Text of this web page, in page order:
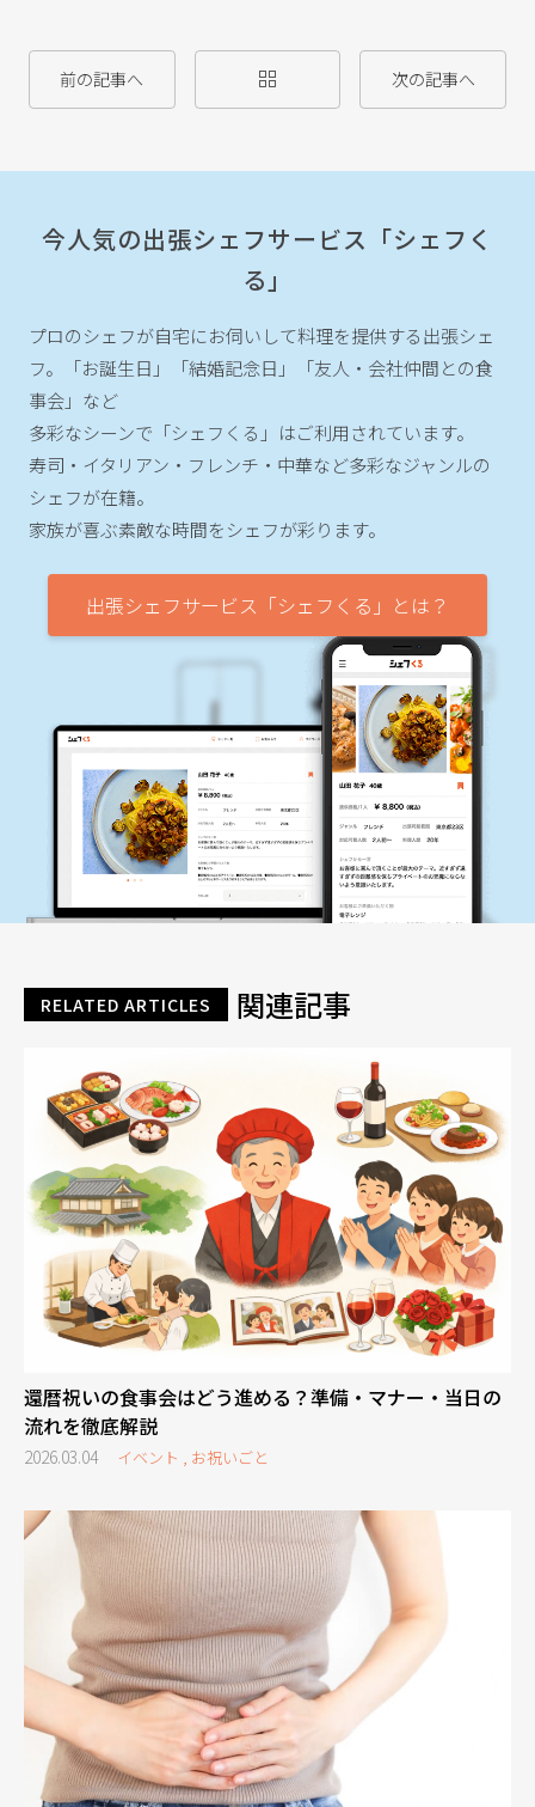
前の記事へ 次の記事へ
今人気の出張シェフサービス「シェフく
る」
プロのシェフが自宅にお伺いして料理を提供する出張シェ
フ。
「お誕生日」「結婚記念日」「友人・会社仲間との食
事会」など
多彩なシーンで「シェフくる」はご利用されています。
寿司・イタリアン・フレンチ・中華など多彩なジャンルの
シェフが在籍。
家族が喜ぶ素敵な時間をシェフが彩ります。
出張シェフサービス「シェフくる」とは？
RELATED ARTICLES 関連記事
還暦祝いの食事会はどう進める？準備・マナー・当日の
流れを徹底解説
2026.03.04 イベント , お祝いごと